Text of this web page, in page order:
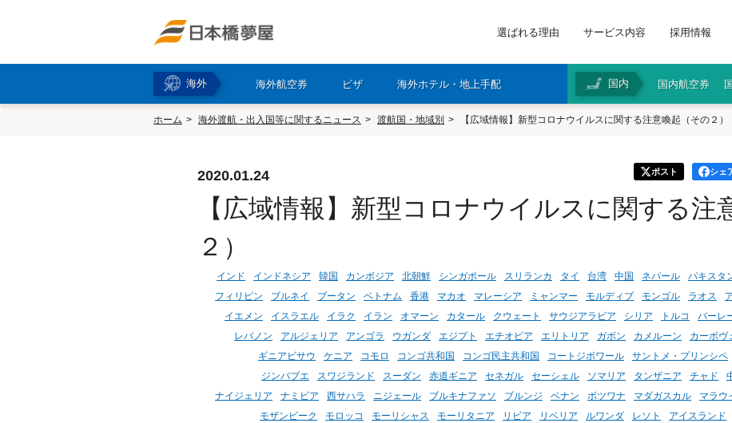
選ばれる理由 サービス内容 採用情報
海外 海外航空券 ビザ 海外ホテル・地上手配 国内 国内航空券
ホーム 海外渡航・出入国等に関するニュース 渡航国・地域別 【広域情報】新型コロナウイルスに関する注意喚起（その２）
ポスト シェ
2020.01.24
【広域情報】新型コロナウイルスに関する注
２）
インド インドネシア 韓国 カンボジア 北朝鮮 シンガポール スリランカ タイ 台湾 中国 ネパール パキスタ
フィリピン
ブルネイ ブータン ベトナム 香港 マカオ マレーシア ミャンマー モルディブ モンゴル ラオス
イエメン
イスラエル イラク イラン オマーン カタール クウェート サウジアラビア シリア トルコ バーレ
レバノン
アルジェリア アンゴラ ウガンダ エジプト エチオピア エリトリア ガボン カメルーン カーボヴ
ギニアビサウ
ケニア コモロ コンゴ共和国 コンゴ民主共和国 コートジボワール サントメ・プリンシペ
ジンバブエ
スワジランド スーダン 赤道ギニア セネガル セーシェル ソマリア タンザニア チャド
ナイジェリア
ナミビア 西サハラ ニジェール ブルキナファソ ブルンジ ベナン ボツワナ マダガスカル マラウ
モザンビーク
モロッコ モーリシャス モーリタニア リビア リベリア ルワンダ レソト アイスランド